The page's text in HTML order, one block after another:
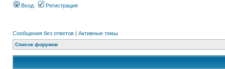
Вход Регистрация
Сообщения без ответов | Активные темы
Список форумов